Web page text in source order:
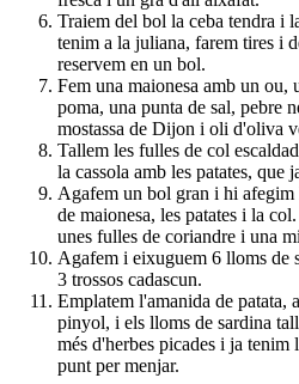
Traiem del bol la ceba tendra i
tenim a la juliana, farem tires i
reservem en un bol.
Fem una maionesa amb un ou,
poma, una punta de sal, pebre
mostassa de Dijon i oli d'oliva
Tallem les fulles de col
la cassola amb les patates, que
Agafem un bol gran i hi afegim
de maionesa, les patates i la
unes fulles de coriandre i una
Agafem i eixuguem 6 lloms de
3 trossos cadascun.
Emplatem l'amanida de patata,
pinyol, i els lloms de sardina
més d'herbes picades i ja tenim
punt per menjar.